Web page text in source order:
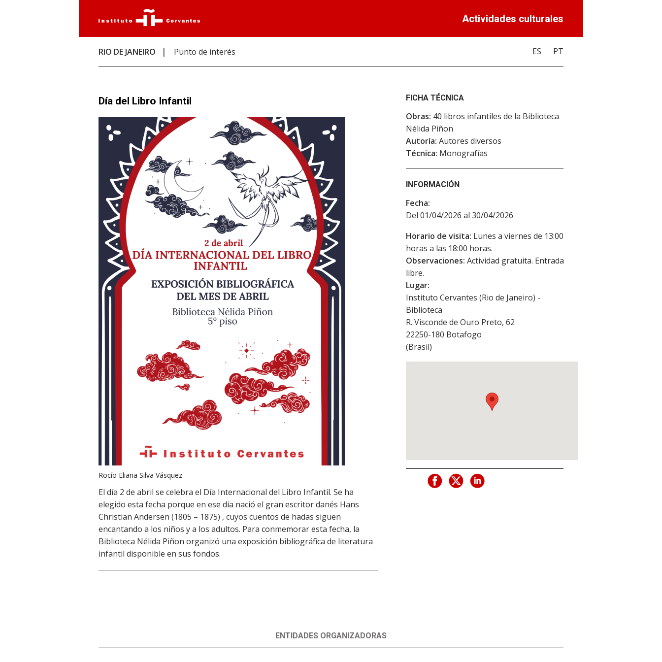
Actividades culturales
RíO DE JANEIRO Punto de interés ES PT
Día del Libro Infantil
Rocío Eliana Silva Vásquez
El día 2 de abril se celebra el Día Internacional del Libro Infantil. Se ha
elegido esta fecha porque en ese día nació el gran escritor danés Hans
Christian Andersen (1805 – 1875) , cuyos cuentos de hadas siguen
encantando a los niños y a los adultos. Para conmemorar esta fecha, la
Biblioteca Nélida Piñon organizó una exposición bibliográfica de literatura
infantil disponible en sus fondos.
FICHA TÉCNICA
Obras: 40 libros infantiles de la Biblioteca
Nélida Piñon
Autoría: Autores diversos
Técnica: Monografías
INFORMACIÓN
Fecha:
Del 01/04/2026 al 30/04/2026
Horario de visita: Lunes a viernes de 13:00
horas a las 18:00 horas.
Observaciones: Actividad gratuita. Entrada
libre.
Lugar:
Instituto Cervantes (Rio de Janeiro) -
Biblioteca
R. Visconde de Ouro Preto, 62
22250-180 Botafogo
(Brasil)
ENTIDADES ORGANIZADORAS